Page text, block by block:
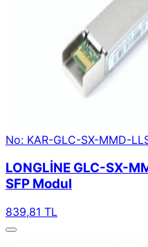
No: KAR-GLC-SX-MMD-LL
LONGLİNE GLC-SX-
SFP Modul
839,81 TL